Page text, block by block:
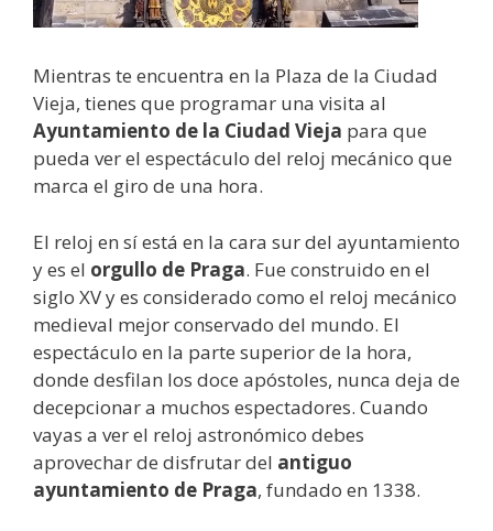
Mientras te encuentra en la Plaza de la Ciudad
Vieja, tienes que programar una visita al
Ayuntamiento de la Ciudad Vieja para que
pueda ver el espectáculo del reloj mecánico que
marca el giro de una hora.
El reloj en sí está en la cara sur del ayuntamiento
y es el orgullo de Praga. Fue construido en el
siglo XV y es considerado como el reloj mecánico
medieval mejor conservado del mundo. El
espectáculo en la parte superior de la hora,
donde desfilan los doce apóstoles, nunca deja de
decepcionar a muchos espectadores. Cuando
vayas a ver el reloj astronómico debes
aprovechar de disfrutar del antiguo
ayuntamiento de Praga, fundado en 1338.